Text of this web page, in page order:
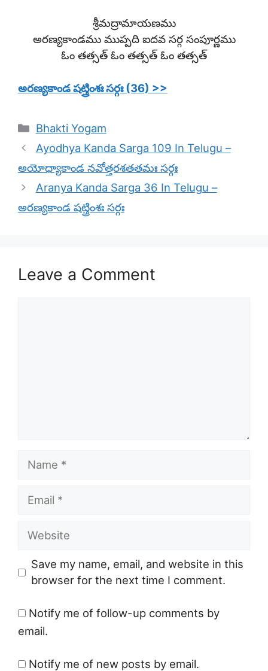
శ్రీమద్రామాయణము
అరణ్యకాండము ముప్పది ఐదవ సర్గ సంపూర్ణము
ఓం తత్సత్ ఓం తత్సత్ ఓం తత్సత్
అరణ్యకాండ షట్త్రింశః సర్గః (36) >>
Categories
Bhakti Yogam
Ayodhya Kanda Sarga 109 In Telugu –
అయోధ్యాకాండ నవోత్తరశతతమః సర్గః
Aranya Kanda Sarga 36 In Telugu –
అరణ్యకాండ షట్త్రింశః సర్గః
Leave a Comment
Name
Email
Website
Save my name, email, and website in this
browser for the next time I comment.
Notify me of follow-up comments by
email.
Notify me of new posts by email.